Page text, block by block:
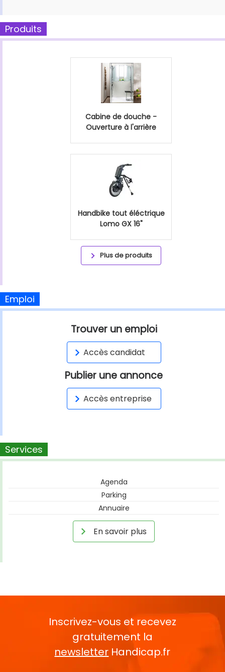
Produits
Cabine de douche -
Ouverture à l'arrière
Handbike tout éléctrique
Lomo GX 16"
Plus de produits
Emploi
Trouver un emploi
Accès candidat
Publier une annonce
Accès entreprise
Services
Agenda
Parking
Annuaire
En savoir plus
Inscrivez-vous et recevez
gratuitement la
newsletter Handicap.fr